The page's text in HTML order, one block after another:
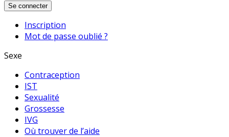
Se connecter
Inscription
Mot de passe oublié ?
Sexe
Contraception
IST
Sexualité
Grossesse
IVG
Où trouver de l’aide